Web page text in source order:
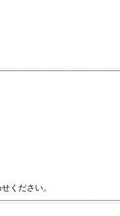
ください。